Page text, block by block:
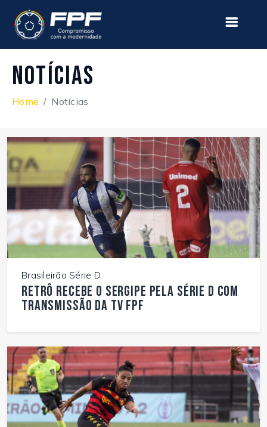
Notícias
Home Notícias
Brasileirão Série D
Retrô recebe o Sergipe pela Série D com
transmissão da TV FPF